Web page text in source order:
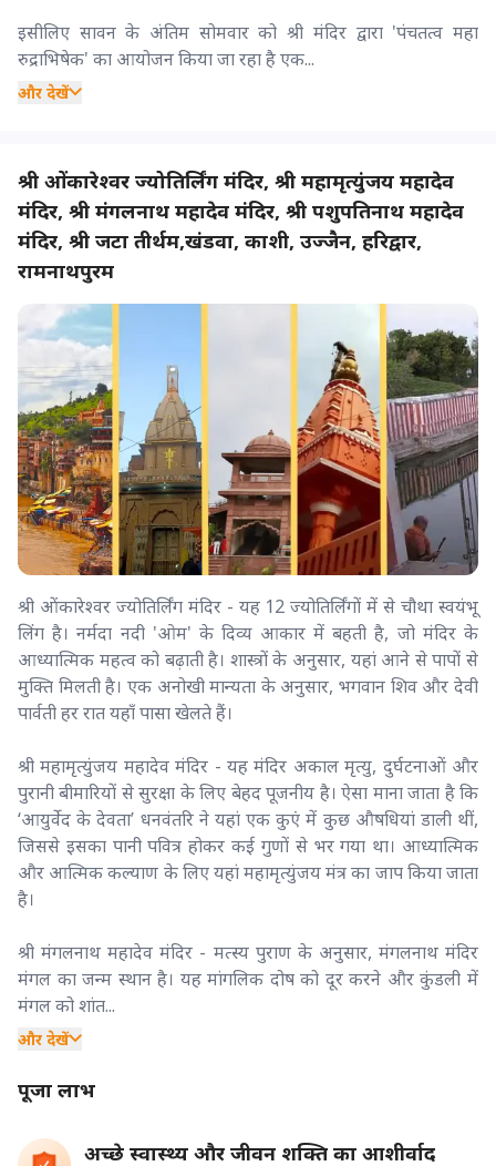
इसीलिए सावन के अंतिम सोमवार को श्री मंदिर द्वारा 'पंचतत्व महा
रुद्राभिषेक' का आयोजन किया जा रहा है एक...
और देखें
श्री ओंकारेश्वर ज्योतिर्लिंग मंदिर, श्री महामृत्युंजय महादेव
मंदिर, श्री मंगलनाथ महादेव मंदिर, श्री पशुपतिनाथ महादेव
मंदिर, श्री जटा तीर्थम,खंडवा, काशी, उज्जैन, हरिद्वार,
रामनाथपुरम
श्री ओंकारेश्वर ज्योतिर्लिंग मंदिर - यह 12 ज्योतिर्लिंगों में से चौथा स्वयंभू
लिंग है। नर्मदा नदी 'ओम' के दिव्य आकार में बहती है, जो मंदिर के
आध्यात्मिक महत्व को बढ़ाती है। शास्त्रों के अनुसार, यहां आने से पापों से
मुक्ति मिलती है। एक अनोखी मान्यता के अनुसार, भगवान शिव और देवी
पार्वती हर रात यहाँ पासा खेलते हैं।
श्री महामृत्युंजय महादेव मंदिर - यह मंदिर अकाल मृत्यु, दुर्घटनाओं और
पुरानी बीमारियों से सुरक्षा के लिए बेहद पूजनीय है। ऐसा माना जाता है कि
‘आयुर्वेद के देवता’ धनवंतरि ने यहां एक कुएं में कुछ औषधियां डाली थीं,
जिससे इसका पानी पवित्र होकर कई गुणों से भर गया था। आध्यात्मिक
और आत्मिक कल्याण के लिए यहां महामृत्युंजय मंत्र का जाप किया जाता
है।
श्री मंगलनाथ महादेव मंदिर - मत्स्य पुराण के अनुसार, मंगलनाथ मंदिर
मंगल का जन्म स्थान है। यह मांगलिक दोष को दूर करने और कुंडली में
मंगल को शांत...
और देखें
पूजा लाभ
अच्छे स्वास्थ्य और जीवन शक्ति का आशीर्वाद